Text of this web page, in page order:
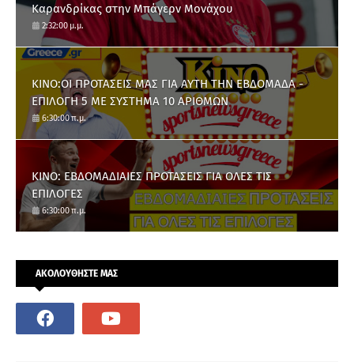
Καρανδρίκας στην Μπάγερν Μονάχου
2:32:00 μ.μ.
ΚΙΝΟ:ΟΙ ΠΡΟΤΑΣΕΙΣ ΜΑΣ ΓΙΑ ΑΥΤΗ ΤΗΝ ΕΒΔΟΜΑΔΑ -
ΕΠΙΛΟΓΗ 5 ΜΕ ΣΥΣΤΗΜΑ 10 ΑΡΙΘΜΩΝ
6:30:00 π.μ.
ΚΙΝΟ: ΕΒΔΟΜΑΔΙΑΙΕΣ ΠΡΟΤΑΣΕΙΣ ΓΙΑ ΟΛΕΣ ΤΙΣ
ΕΠΙΛΟΓΕΣ
6:30:00 π.μ.
ΑΚΟΛΟΥΘΗΣΤΕ ΜΑΣ